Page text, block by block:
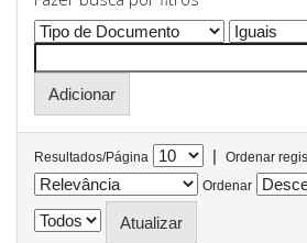
Resultados/Página |
Ordenar
Ordenar